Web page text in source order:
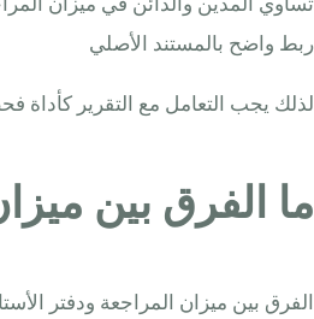
تساوي المدين والدائن في ميزان
ربط واضح بالمستند الأصلي
لذلك يجب التعامل مع التقرير كأداة
ما الفرق بين
الفرق بين ميزان المراجعة ودفتر